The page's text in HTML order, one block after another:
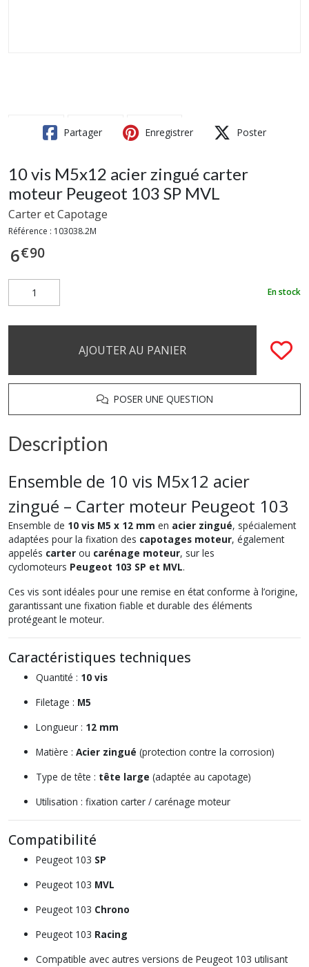
Partager Enregistrer Poster
10 vis M5x12 acier zingué carter
moteur Peugeot 103 SP MVL
Carter et Capotage
Référence : 103038.2M
6€90
En stock
AJOUTER AU PANIER
POSER UNE QUESTION
Description
Ensemble de 10 vis M5x12 acier
zingué – Carter moteur Peugeot 103
Ensemble de 10 vis M5 x 12 mm en acier zingué, spécialement
adaptées pour la fixation des capotages moteur, également
appelés carter ou carénage moteur, sur les
cyclomoteurs Peugeot 103 SP et MVL.
Ces vis sont idéales pour une remise en état conforme à l’origine,
garantissant une fixation fiable et durable des éléments
protégeant le moteur.
Caractéristiques techniques
Quantité : 10 vis
Filetage : M5
Longueur : 12 mm
Matière : Acier zingué (protection contre la corrosion)
Type de tête : tête large (adaptée au capotage)
Utilisation : fixation carter / carénage moteur
Compatibilité
Peugeot 103 SP
Peugeot 103 MVL
Peugeot 103 Chrono
Peugeot 103 Racing
Compatible avec autres versions de Peugeot 103 utilisant